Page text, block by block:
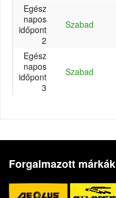
Egész
napos
időpont
2
Szabad
Egész
napos
időpont
3
Szabad
Forgalmazott márkák